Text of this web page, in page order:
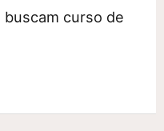
curso de